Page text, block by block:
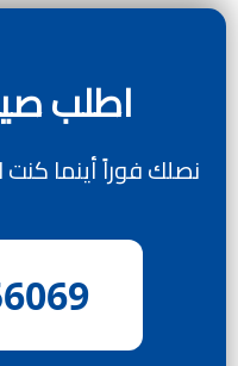
اطلب
نصلك فوراً أينما